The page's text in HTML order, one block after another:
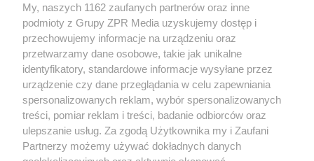
Żaden utwór zamieszczony w serwisie nie może być powielany i
rozpowszechniany lub dalej rozpowszechniany w jakikolwiek sposób (w
tym także elektroniczny lub mechaniczny) na jakimkolwiek polu
eksploatacji w jakiejkolwiek formie, włącznie z umieszczaniem w Internecie
bez pisemnej zgody właściciela praw. Jakiekolwiek użycie lub
wykorzystanie utworów w całości lub w części z naruszeniem prawa, tzn.
bez właściwej zgody, jest zabronione pod groźbą kary i może być ścigane
prawnie.
My, naszych 1162 zaufanych partnerów oraz inne
podmioty z Grupy ZPR Media uzyskujemy dostęp i
przechowujemy informacje na urządzeniu oraz
przetwarzamy dane osobowe, takie jak unikalne
identyfikatory, standardowe informacje wysyłane przez
urządzenie czy dane przeglądania w celu zapewniania
spersonalizowanych reklam, wybór spersonalizowanych
treści, pomiar reklam i treści, badanie odbiorców oraz
ulepszanie usług. Za zgodą Użytkownika my i Zaufani
Partnerzy możemy używać dokładnych danych